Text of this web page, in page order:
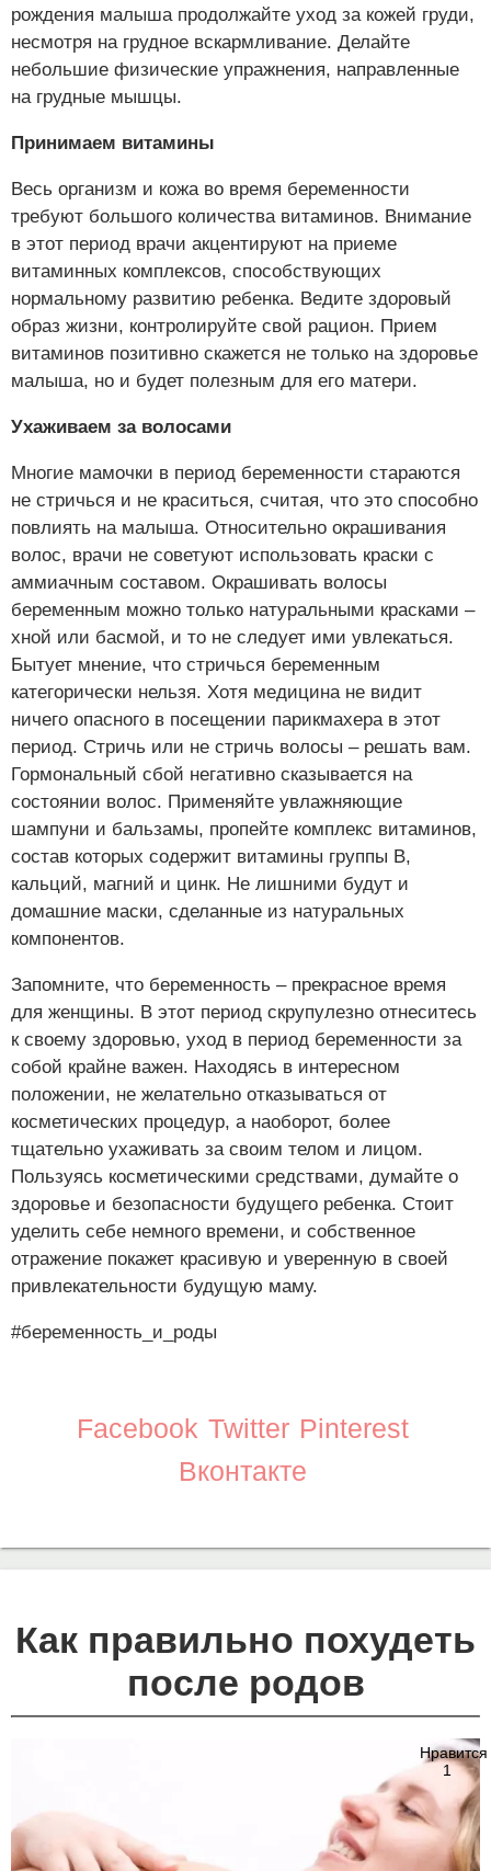
рождения малыша продолжайте уход за кожей груди,
несмотря на грудное вскармливание. Делайте
небольшие физические упражнения, направленные
на грудные мышцы.
Принимаем витамины
Весь организм и кожа во время беременности
требуют большого количества витаминов. Внимание
в этот период врачи акцентируют на приеме
витаминных комплексов, способствующих
нормальному развитию ребенка. Ведите здоровый
образ жизни, контролируйте свой рацион. Прием
витаминов позитивно скажется не только на здоровье
малыша, но и будет полезным для его матери.
Ухаживаем за волосами
Многие мамочки в период беременности стараются
не стричься и не краситься, считая, что это способно
повлиять на малыша. Относительно окрашивания
волос, врачи не советуют использовать краски с
аммиачным составом. Окрашивать волосы
беременным можно только натуральными красками –
хной или басмой, и то не следует ими увлекаться.
Бытует мнение, что стричься беременным
категорически нельзя. Хотя медицина не видит
ничего опасного в посещении парикмахера в этот
период. Стричь или не стричь волосы – решать вам.
Гормональный сбой негативно сказывается на
состоянии волос. Применяйте увлажняющие
шампуни и бальзамы, пропейте комплекс витаминов,
состав которых содержит витамины группы В,
кальций, магний и цинк. Не лишними будут и
домашние маски, сделанные из натуральных
компонентов.
Запомните, что беременность – прекрасное время
для женщины. В этот период скрупулезно отнеситесь
к своему здоровью, уход в период беременности за
собой крайне важен. Находясь в интересном
положении, не желательно отказываться от
косметических процедур, а наоборот, более
тщательно ухаживать за своим телом и лицом.
Пользуясь косметическими средствами, думайте о
здоровье и безопасности будущего ребенка. Стоит
уделить себе немного времени, и собственное
отражение покажет красивую и уверенную в своей
привлекательности будущую маму.
#беременность_и_роды
Facebook Twitter Pinterest
Вконтакте
Как правильно похудеть
после родов
Нравится
1